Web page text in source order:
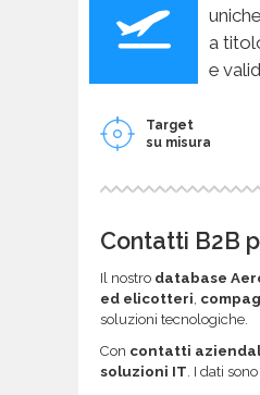
a
e
Target
su misura
Contatti B2B
Il nostro database
ed elicotteri
soluzioni tecnologiche.
Con contatti
soluzioni IT . I dati sono